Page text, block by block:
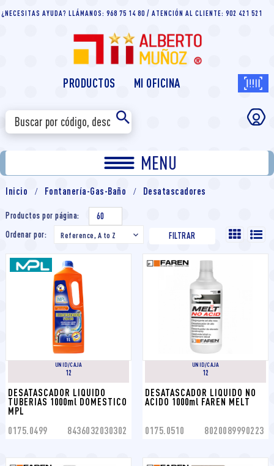
¿NECESITAS AYUDA? LLÁMANOS: 968 75 14 80 / ATENCIÓN AL CLIENTE: 902 421 521
PRODUCTOS MI OFICINA
MENU
Inicio Fontanería-Gas-Baño Desatascadores
Productos por página:
60
Ordenar por:
Reference, A to Z  FILTRAR
UNID/CAJA
12
DESATASCADOR LIQUIDO
TUBERIAS 1000ml DOMESTICO
MPL
0175.0499 8436032030302
UNID/CAJA
12
DESATASCADOR LIQUIDO NO
ACIDO 1000ml FAREN MELT
0175.0510 8020089990223